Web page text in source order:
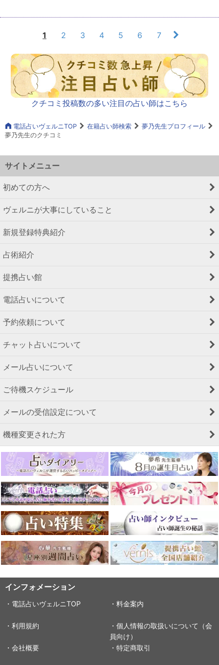
1 2 3 4 5 6 7
クチコミ投稿数の多い注目の占い師はこちら
電話占いヴェルニTOP 在籍占い師検索
夢乃先生プロフィール
夢乃先生のクチコミ
サイトメニュー
初めての方へ
ヴェルニが大事にしていること
新規登録特典紹介
占術紹介
提携占い館
電話占いについて
予約依頼について
チャット占いについて
メール占いについて
ご待機スケジュール
メールの受信設定について
機種変更された方
インフォメーション
・電話占いヴェルニTOP ・料金案内
・利用規約
・個人情報の取扱いについて（会
員向け）
・会社概要
・特定商取引